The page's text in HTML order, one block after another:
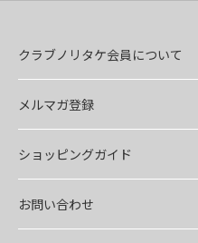
クラブノリタケ会員について
メルマガ登録
ショッピングガイド
お問い合わせ